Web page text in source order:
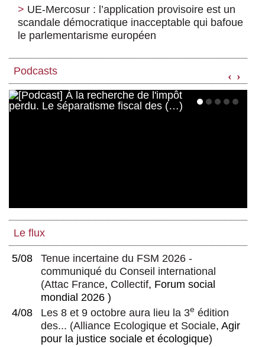
UE-Mercosur : l’application provisoire est un
scandale démocratique inacceptable qui bafoue
le parlementarisme européen
Podcasts ‹ ›
Le flux
5/08
Tenue incertaine du FSM 2026 -
communiqué du Conseil international
(Attac France, Collectif, Forum social
mondial 2026 )
4/08
Les 8 et 9 octobre aura lieu la 3e édition
des... (Alliance Ecologique et Sociale, Agir
pour la justice sociale et écologique)